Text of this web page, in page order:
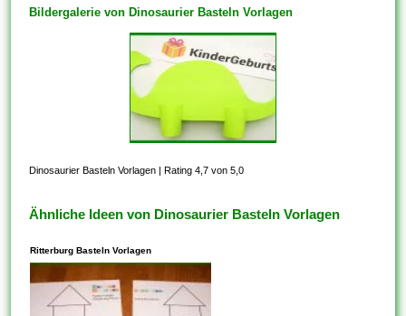
Bildergalerie von Dinosaurier Basteln Vorlagen
Dinosaurier Basteln Vorlagen Rating 4,7 von 5,0
Ähnliche Ideen von Dinosaurier Basteln Vorlagen
Ritterburg Basteln Vorlagen